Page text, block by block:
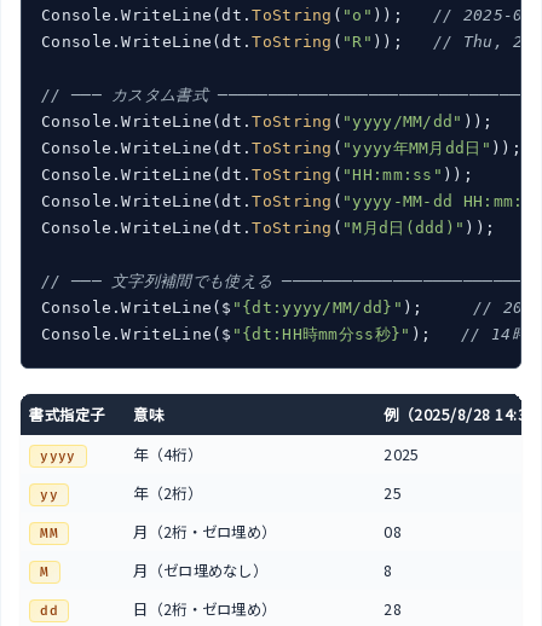
Console.WriteLine(dt.ToString ( "o" )); // 2025-08-
Console.WriteLine(dt.ToString ( "R" )); // Thu, 28
// ─── カスタム書式
Console.WriteLine(dt.ToString ( "yyyy/MM/dd"
Console.WriteLine(dt.ToString ( "yyyy年MM月dd日"
Console.WriteLine(dt.ToString ( "HH:mm:ss"
Console.WriteLine(dt.ToString ( "yyyy-MM-dd
Console.WriteLine(dt.ToString ( "M月d日(ddd)"
// ─── 文字列補間でも使える ─────────────────────────
Console.WriteLine($ "{dt:yyyy/MM/dd}" ); //
Console.WriteLine($ "{dt:HH時mm分ss秒}" ); // 14時
書式指定子 意味 例（2025/8/28
yyyy 年（4桁） 2025
yy 年（2桁） 25
MM 月（2桁・ゼロ埋め） 08
M 月（ゼロ埋めなし） 8
dd 日（2桁・ゼロ埋め） 28